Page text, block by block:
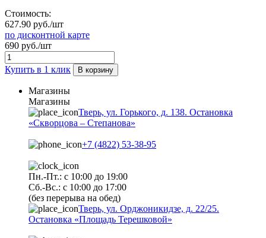
Стоимость:
627.90 руб./шт
по дисконтной карте
690 руб./шт
Купить в 1 клик В корзину
Магазины
Магазины
Тверь, ул. Горького, д. 138. Остановка
«Скворцова – Степанова»
+7 (4822) 53-38-95
Пн.-Пт.: с 10:00 до 19:00
Сб.-Вс.: с 10:00 до 17:00
(без перерыва на обед)
Тверь, ул. Орджоникидзе, д. 22/25.
Остановка «Площадь Терешковой»